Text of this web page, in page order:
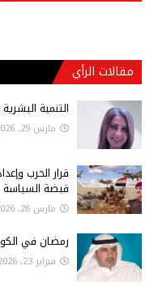
مقالات الرأي
التنمية
مارس 29, 2026
قرار الحرب
قبضة السياسة
مارس 26, 2026
رمضان في
فبراير 23, 2026